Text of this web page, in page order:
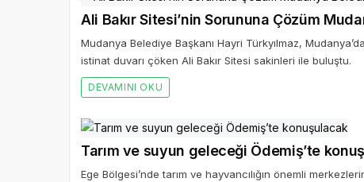
Ali Bakır Sitesi’nin Sorununa Çözüm
Mudanya Belediye Başkanı Hayri Türkyılmaz,
istinat duvarı çöken Ali Bakır Sitesi sakinleri ile buluştu.
DEVAMINI OKU
Tarım ve suyun geleceği Ödemiş’te
Ege Bölgesi’nde tarım ve hayvancılığın önemli